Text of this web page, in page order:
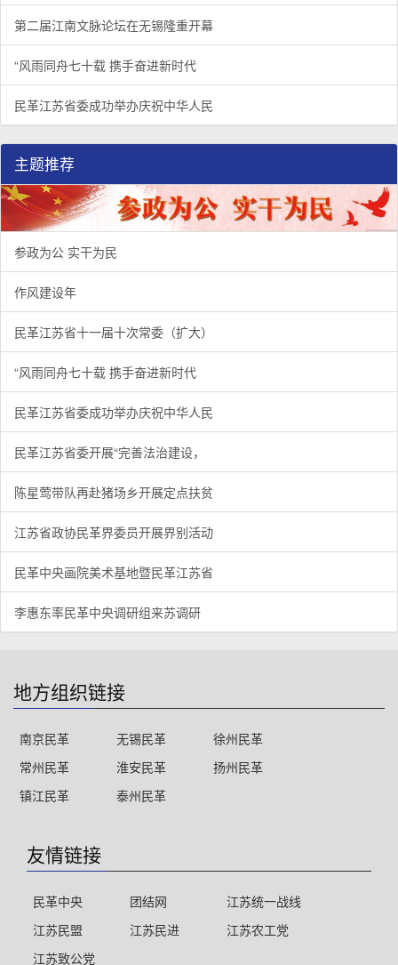
第二届江南文脉论坛在无锡隆重开幕
“风雨同舟七十载 携手奋进新时代
民革江苏省委成功举办庆祝中华人民
主题推荐
参政为公 实干为民
作风建设年
民革江苏省十一届十次常委（扩大）
“风雨同舟七十载 携手奋进新时代
民革江苏省委成功举办庆祝中华人民
民革江苏省委开展“完善法治建设，
陈星莺带队再赴猪场乡开展定点扶贫
江苏省政协民革界委员开展界别活动
民革中央画院美术基地暨民革江苏省
李惠东率民革中央调研组来苏调研
地方组织链接
南京民革 无锡民革
徐州民革
常州民革
淮安民革
扬州民革
镇江民革
泰州民革
友情链接
民革中央 团结网
江苏统一战线
江苏民盟
江苏民进
江苏农工党
江苏致公党